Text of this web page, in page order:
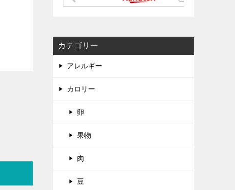
カテゴリー
アレルギー
カロリー
卵
果物
肉
豆